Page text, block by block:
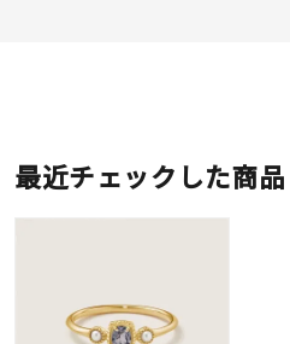
最近チェックした商品